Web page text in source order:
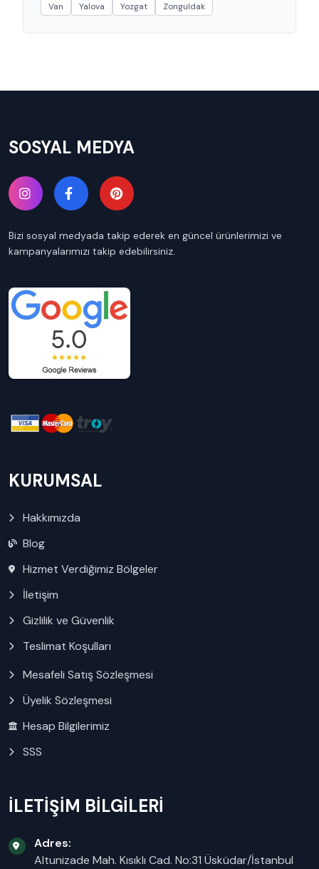
Van
Yalova Yozgat Zonguldak
SOSYAL MEDYA
Bizi sosyal medyada takip ederek en güncel ürünlerimizi ve
kampanyalarımızı takip edebilirsiniz.
KURUMSAL
Hakkımızda
Blog
Hizmet Verdiğimiz Bölgeler
İletişim
Gizlilik ve Güvenlik
Teslimat Koşulları
Mesafeli Satış Sözleşmesi
Üyelik Sözleşmesi
Hesap Bilgilerimiz
SSS
İLETİŞİM BİLGİLERİ
Adres:
Altunizade Mah. Kısıklı Cad. No:31 Üsküdar/İstanbul